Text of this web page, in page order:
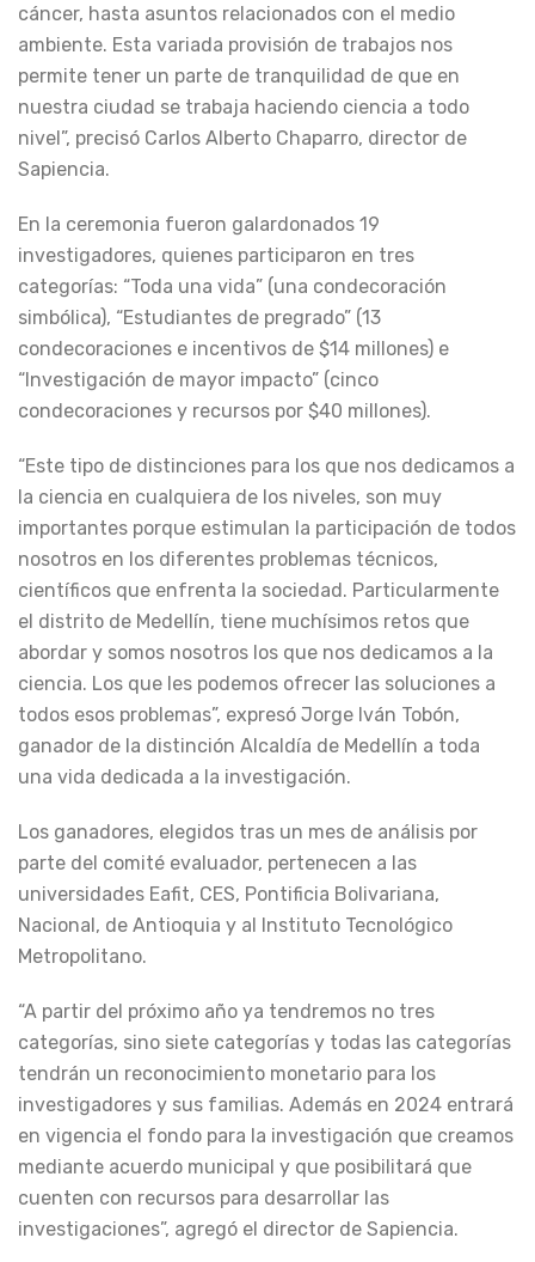
cáncer, hasta asuntos relacionados con el medio
ambiente. Esta variada provisión de trabajos nos
permite tener un parte de tranquilidad de que en
nuestra ciudad se trabaja haciendo ciencia a todo
nivel”, precisó Carlos Alberto Chaparro, director de
Sapiencia.
En la ceremonia fueron galardonados 19
investigadores, quienes participaron en tres
categorías: “Toda una vida” (una condecoración
simbólica), “Estudiantes de pregrado” (13
condecoraciones e incentivos de $14 millones) e
“Investigación de mayor impacto” (cinco
condecoraciones y recursos por $40 millones).
“Este tipo de distinciones para los que nos dedicamos a
la ciencia en cualquiera de los niveles, son muy
importantes porque estimulan la participación de todos
nosotros en los diferentes problemas técnicos,
científicos que enfrenta la sociedad. Particularmente
el distrito de Medellín, tiene muchísimos retos que
abordar y somos nosotros los que nos dedicamos a la
ciencia. Los que les podemos ofrecer las soluciones a
todos esos problemas”, expresó Jorge Iván Tobón,
ganador de la distinción Alcaldía de Medellín a toda
una vida dedicada a la investigación.
Los ganadores, elegidos tras un mes de análisis por
parte del comité evaluador, pertenecen a las
universidades Eafit, CES, Pontificia Bolivariana,
Nacional, de Antioquia y al Instituto Tecnológico
Metropolitano.
“A partir del próximo año ya tendremos no tres
categorías, sino siete categorías y todas las categorías
tendrán un reconocimiento monetario para los
investigadores y sus familias. Además en 2024 entrará
en vigencia el fondo para la investigación que creamos
mediante acuerdo municipal y que posibilitará que
cuenten con recursos para desarrollar las
investigaciones”, agregó el director de Sapiencia.